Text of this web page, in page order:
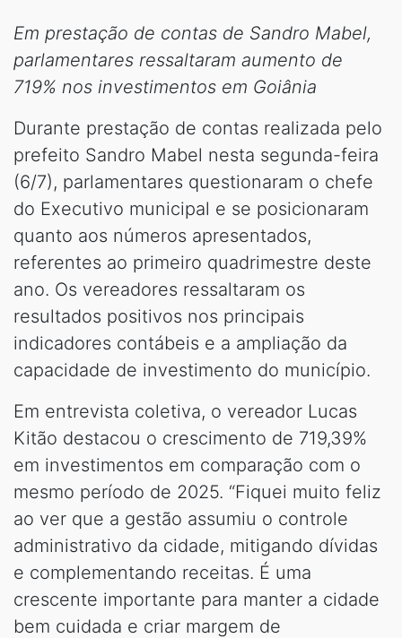
Em prestação de contas de Sandro Mabel,
parlamentares ressaltaram aumento de
719% nos investimentos em Goiânia
Durante prestação de contas realizada pelo
prefeito Sandro Mabel nesta segunda-feira
(6/7), parlamentares questionaram o chefe
do Executivo municipal e se posicionaram
quanto aos números apresentados,
referentes ao primeiro quadrimestre deste
ano. Os vereadores ressaltaram os
resultados positivos nos principais
indicadores contábeis e a ampliação da
capacidade de investimento do município.
Em entrevista coletiva, o vereador Lucas
Kitão destacou o crescimento de 719,39%
em investimentos em comparação com o
mesmo período de 2025. “Fiquei muito feliz
ao ver que a gestão assumiu o controle
administrativo da cidade, mitigando dívidas
e complementando receitas. É uma
crescente importante para manter a cidade
bem cuidada e criar margem de